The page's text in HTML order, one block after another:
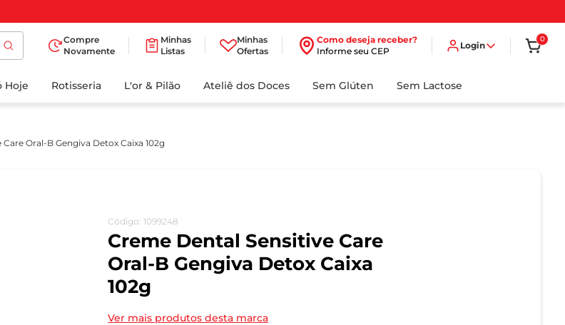
Compre
Novamente
Minhas
Listas
Minhas
Ofertas
Como deseja receber?
Informe seu CEP
Login
0
Hoje Rotisseria L'or & Pilão Ateliê dos Doces Sem Glúten Sem Lactose
Oral-B Gengiva Detox Caixa 102g
Código: 1099248
Creme Dental Sensitive Care
Oral-B Gengiva Detox Caixa
102g
Ver mais produtos desta marca
BUSCADOS